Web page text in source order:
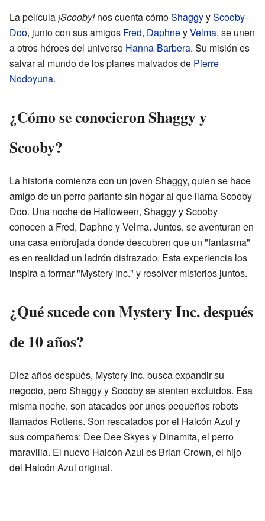
La película¡Scooby!nos cuenta cómoShaggyyScooby-
Doo, junto con sus amigos Fred, DaphneyVelma, se unen
a otros héroes del universo Hanna-Barbera. Su misión es
salvar al mundo de los planes malvados de Pierre
Nodoyuna.
¿Cómo se conocieron Shaggy y
Scooby?
La historia comienza con un joven Shaggy, quien se hace
amigo de un perro parlante sin hogar al que llama Scooby-
Doo. Una noche de Halloween, Shaggy y Scooby
conocen a Fred, Daphne y Velma. Juntos, se aventuran en
una casa embrujada donde descubren que un "fantasma"
es en realidad un ladrón disfrazado. Esta experiencia los
inspira a formar "Mystery Inc." y resolver misterios juntos.
¿Qué sucede con Mystery Inc. después
de 10 años?
Diez años después, Mystery Inc. busca expandir su
negocio, pero Shaggy y Scooby se sienten excluidos. Esa
misma noche, son atacados por unos pequeños robots
llamados Rottens. Son rescatados por el Halcón Azul y
sus compañeros: Dee Dee Skyes y Dinamita, el perro
maravilla. El nuevo Halcón Azul es Brian Crown, el hijo
del Halcón Azul original.